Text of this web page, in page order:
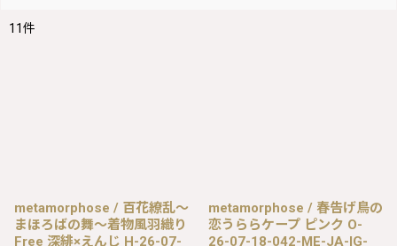
11件
metamorphose / 百花繚乱〜
まほろばの舞〜着物風羽織り
Free 深緋×えんじ H-26-07-
metamorphose / 春告げ鳥の
恋うららケープ ピンク O-
26-07-18-042-ME-JA-IG-